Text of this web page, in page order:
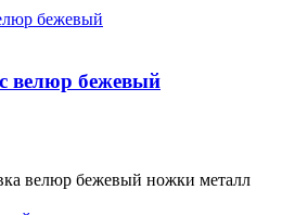
велюр бежевый
велюр бежевый ножки металл